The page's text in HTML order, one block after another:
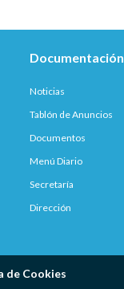
Documentación
Noticias
Tablón de Anuncios
Documentos
Menú Diario
Secretaría
Dirección
de Cookies